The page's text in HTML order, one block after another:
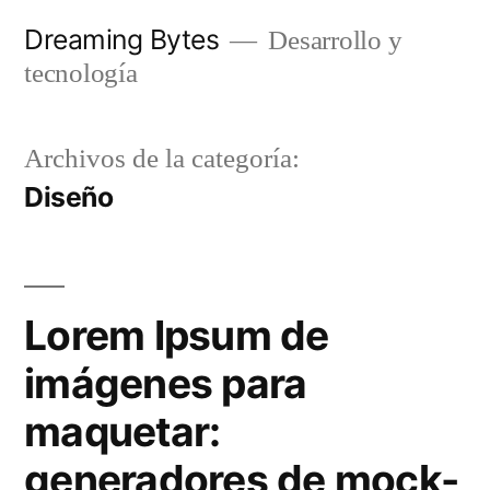
Dreaming Bytes
Desarrollo y
tecnología
Archivos de la categoría:
Diseño
Lorem Ipsum de
imágenes para
maquetar:
generadores de mock-